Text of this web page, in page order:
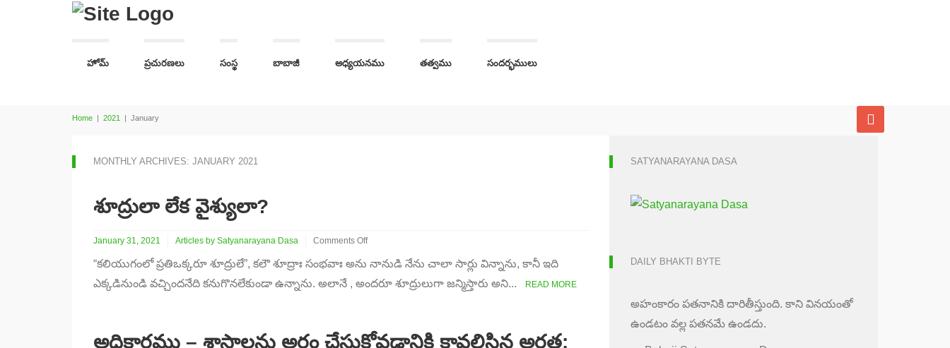
హోమ్ ప్రచురణలు సంస్థ బాబాజీ అధ్యయనము తత్వము సందర్భములు
Home | 2021 | January
MONTHLY ARCHIVES: JANUARY 2021
శూద్రులా లేక వైశ్యులా?
January 31, 2021 Articles by Satyanarayana Dasa
Comments Off
శూద్రులా
“కలియుగంలో ప్రతిఒక్కరూ శూద్రులే”, కలౌ శూద్రాః సంభవాః అను నానుడి నేను చాలా సార్లు విన్నాను, కానీ ఇది
ఎక్కడినుండి వచ్చిందనేది కనుగొనలేకుండా ఉన్నాను. అలానే , అందరూ శూద్రులుగా జన్మిస్తారు అని...
READ MORE
అధికారము – శాస్త్రాలను అర్థం చేసుకోవడానికి కావలిసిన అర్హత:
SATYANARAYANA DASA
DAILY BHAKTI BYTE
అహంకారం పతనానికి దారితీస్తుంది. కాని వినయంతో
ఉండటం వల్ల పతనమే ఉండదు.